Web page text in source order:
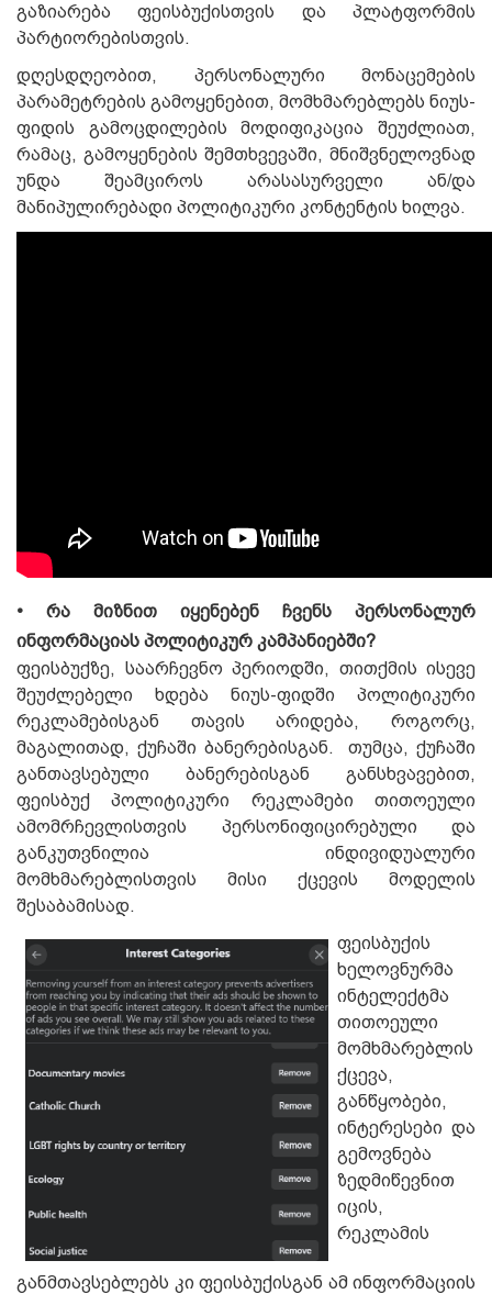
გაზიარება ფეისბუქისთვის და პლატფორმის
პარტიორებისთვის.
დღესდღეობით, პერსონალური მონაცემების
პარამეტრების გამოყენებით, მომხმარებლებს ნიუს-
ფიდის გამოცდილების მოდიფიკაცია შეუძლიათ,
რამაც, გამოყენების შემთხვევაში, მნიშვნელოვნად
უნდა შეამციროს არასასურველი ან/და
მანიპულირებადი პოლიტიკური კონტენტის ხილვა.
• რა მიზნით იყენებენ ჩვენს პერსონალურ
ინფორმაციას პოლიტიკურ კამპანიებში?
ფეისბუქზე, საარჩევნო პერიოდში, თითქმის ისევე
შეუძლებელი ხდება ნიუს-ფიდში პოლიტიკური
რეკლამებისგან თავის არიდება, როგორც,
მაგალითად, ქუჩაში ბანერებისგან. თუმცა, ქუჩაში
განთავსებული ბანერებისგან განსხვავებით,
ფეისბუქ პოლიტიკური რეკლამები თითოეული
ამომრჩევლისთვის პერსონიფიცირებული და
განკუთვნილია ინდივიდუალური
მომხმარებლისთვის მისი ქცევის მოდელის
შესაბამისად.
ფეისბუქის
ხელოვნურმა
ინტელექტმა
თითოეული
მომხმარებლის
ქცევა,
განწყობები,
ინტერესები და
გემოვნება
ზედმიწევნით
იცის,
რეკლამის
განმთავსებლებს კი ფეისბუქისგან ამ ინფორმაციის